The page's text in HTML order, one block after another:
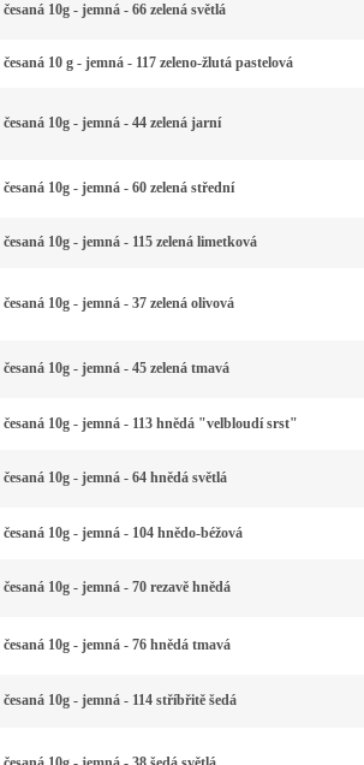
10g - jemná - 66 zelená světlá
10 g - jemná - 117 zeleno-žlutá pastelová
10g - jemná - 44 zelená jarní
10g - jemná - 60 zelená střední
10g - jemná - 115 zelená limetková
10g - jemná - 37 zelená olivová
10g - jemná - 45 zelená tmavá
10g - jemná - 113 hnědá "velbloudí srst"
10g - jemná - 64 hnědá světlá
10g - jemná - 104 hnědo-béžová
10g - jemná - 70 rezavě hnědá
10g - jemná - 76 hnědá tmavá
10g - jemná - 114 stříbřitě šedá